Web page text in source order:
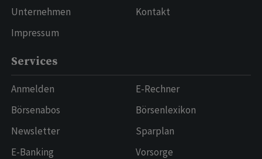
Unternehmen
Impressum
Kontakt
Services
Anmelden
Börsenabos
Newsletter
E-Banking
E-Rechner
Börsenlexikon
Sparplan
Vorsorge